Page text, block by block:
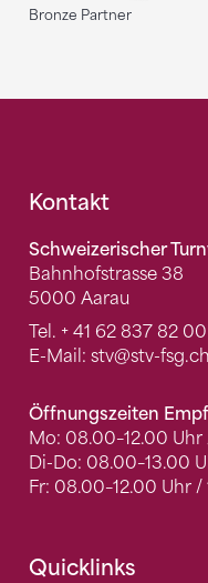
Bronze Partner
Fusszeile
Kontakt
Schweizerischer
Bahnhofstrasse 38
5000 Aarau
Tel. + 41 62 837 82 00
E-Mail: stv@stv-fsg.ch
Öffnungszeiten
Mo: 08.00–12.00 Uhr
Di-Do: 08.00–13.00
Fr: 08.00–12.00 Uhr /
Quicklinks